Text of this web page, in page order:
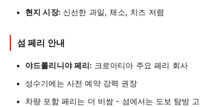
현지 시장: 신선한 과일, 채소, 치즈 저렴
섬 페리 안내
야드롤리니야 페리: 크로아티아 주요 페리 회사
성수기에는 사전 예약 강력 권장
차량 포함 페리는 더 비쌈 - 섬에서는 도보 탐방 고